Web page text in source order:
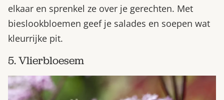
elkaar en sprenkel ze over je gerechten. Met
bieslookbloemen geef je salades en soepen wat
kleurrijke pit.
5. Vlierbloesem